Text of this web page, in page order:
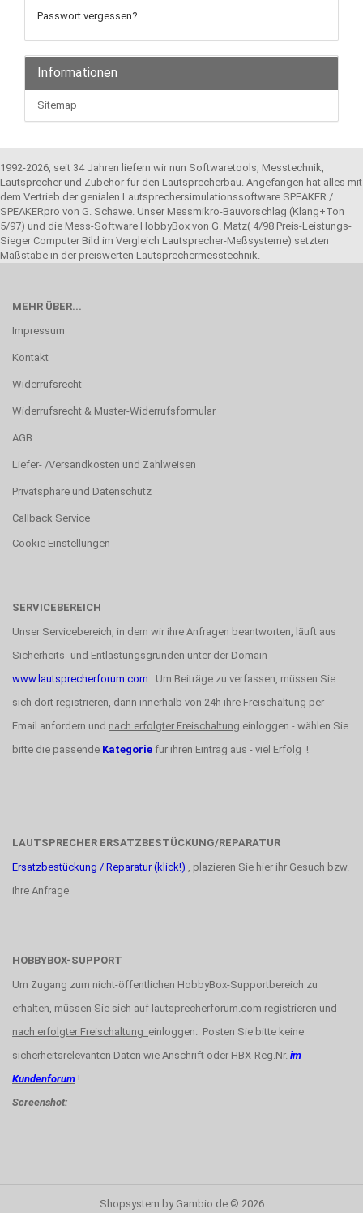
Passwort vergessen?
Informationen
Sitemap
1992-2026, seit 34 Jahren liefern wir nun Softwaretools, Messtechnik,
Lautsprecher und Zubehör für den Lautsprecherbau. Angefangen hat alles mit
dem Vertrieb der genialen Lautsprechersimulationssoftware SPEAKER /
SPEAKERpro von G. Schawe. Unser Messmikro-Bauvorschlag (Klang+Ton
5/97) und die Mess-Software HobbyBox von G. Matz( 4/98 Preis-Leistungs-
Sieger Computer Bild im Vergleich Lautsprecher-Meßsysteme) setzten
Maßstäbe in der preiswerten Lautsprechermesstechnik.
MEHR ÜBER...
Impressum
Kontakt
Widerrufsrecht
Widerrufsrecht & Muster-Widerrufsformular
AGB
Liefer- /Versandkosten und Zahlweisen
Privatsphäre und Datenschutz
Callback Service
Cookie Einstellungen
SERVICEBEREICH
Unser Servicebereich, in dem wir ihre Anfragen beantworten, läuft aus
Sicherheits- und Entlastungsgründen unter der Domain
www.lautsprecherforum.com . Um Beiträge zu verfassen, müssen Sie
sich dort registrieren, dann innerhalb von 24h ihre Freischaltung per
Email anfordern und nach erfolgter Freischaltung einloggen - wählen Sie
bitte die passende Kategorie für ihren Eintrag aus - viel Erfolg !
LAUTSPRECHER ERSATZBESTÜCKUNG/REPARATUR
Ersatzbestückung / Reparatur (klick!) , plazieren Sie hier ihr Gesuch bzw.
ihre Anfrage
HOBBYBOX-SUPPORT
Um Zugang zum nicht-öffentlichen HobbyBox-Supportbereich zu
erhalten, müssen Sie sich auf lautsprecherforum.com registrieren und
nach erfolgter Freischaltung einloggen. Posten Sie bitte keine
sicherheitsrelevanten Daten wie Anschrift oder HBX-Reg.Nr. im
Kundenforum !
Screenshot:
Shopsystem by Gambio.de © 2026